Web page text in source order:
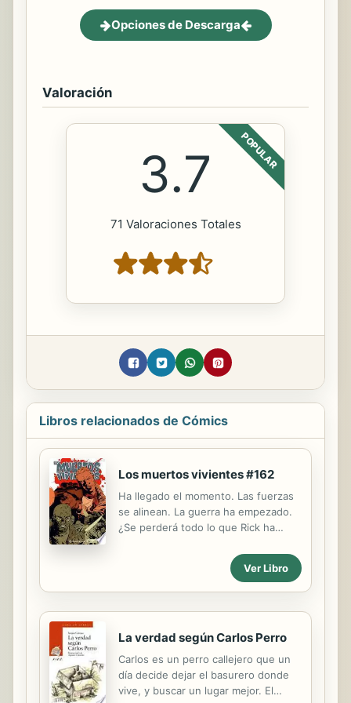
Opciones de Descarga
Valoración
POPULAR
3.7
71 Valoraciones Totales
Libros relacionados de Cómics
Los muertos vivientes #162
Ha llegado el momento. Las fuerzas
se alinean. La guerra ha empezado.
¿Se perderá todo lo que Rick ha
Pero todo tendrá un precio. Esta
serie de cómic (luego de TV) sigue
sorprendiendo tras más de 10 años
mundo sin reglas, donde solo
importa sobrevivir.
Ver Libro
La verdad según Carlos Perro
Carlos es un perro callejero que un
día decide dejar el basurero donde
vive, y buscar un lugar mejor. El